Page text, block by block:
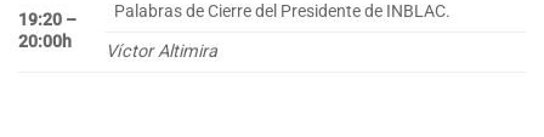
19:20 –
20:00h
Palabras de Cierre del Presidente de INBLAC.
Víctor Altimira